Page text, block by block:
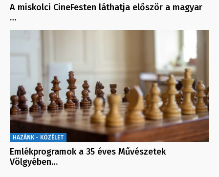
A miskolci CineFesten láthatja először a magyar
…
HAZÁNK - KÖZÉLET
Emlékprogramok a 35 éves Művészetek
Völgyében…